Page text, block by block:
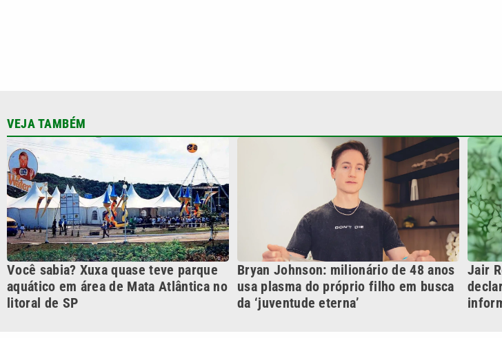
aquático em área de Mata Atlântica no
litoral de SP
Continua após a
VTV é afiliada do SBT na
Região Metropolitana de
Campinas e Baixada
CATEGORIAS
Cotidiano Esportes Mundo
Polícia Política Variedades